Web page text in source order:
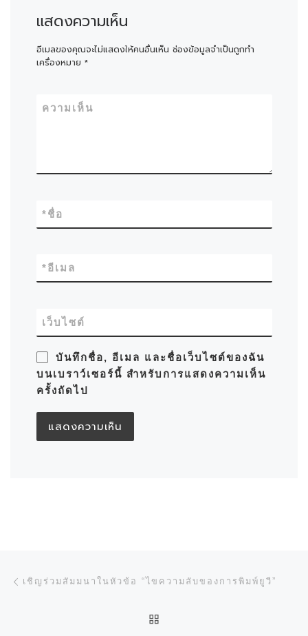
แสดงความเห็น
อีเมลของคุณจะไม่แสดงให้คนอื่นเห็น ช่องข้อมูลจำเป็นถูกทำ
เครื่องหมาย *
ความเห็น
ชื่อ
*
อีเมล
*
เว็บไซต์
บันทึกชื่อ, อีเมล และชื่อเว็บไซต์ของฉัน
บนเบราว์เซอร์นี้ สำหรับการแสดงความเห็น
ครั้งถัดไป
การนำทางของเรื่อง
เชิญร่วมสัมมนาในหัวข้อ “ไขความลับของการพิมพ์ยูวี”